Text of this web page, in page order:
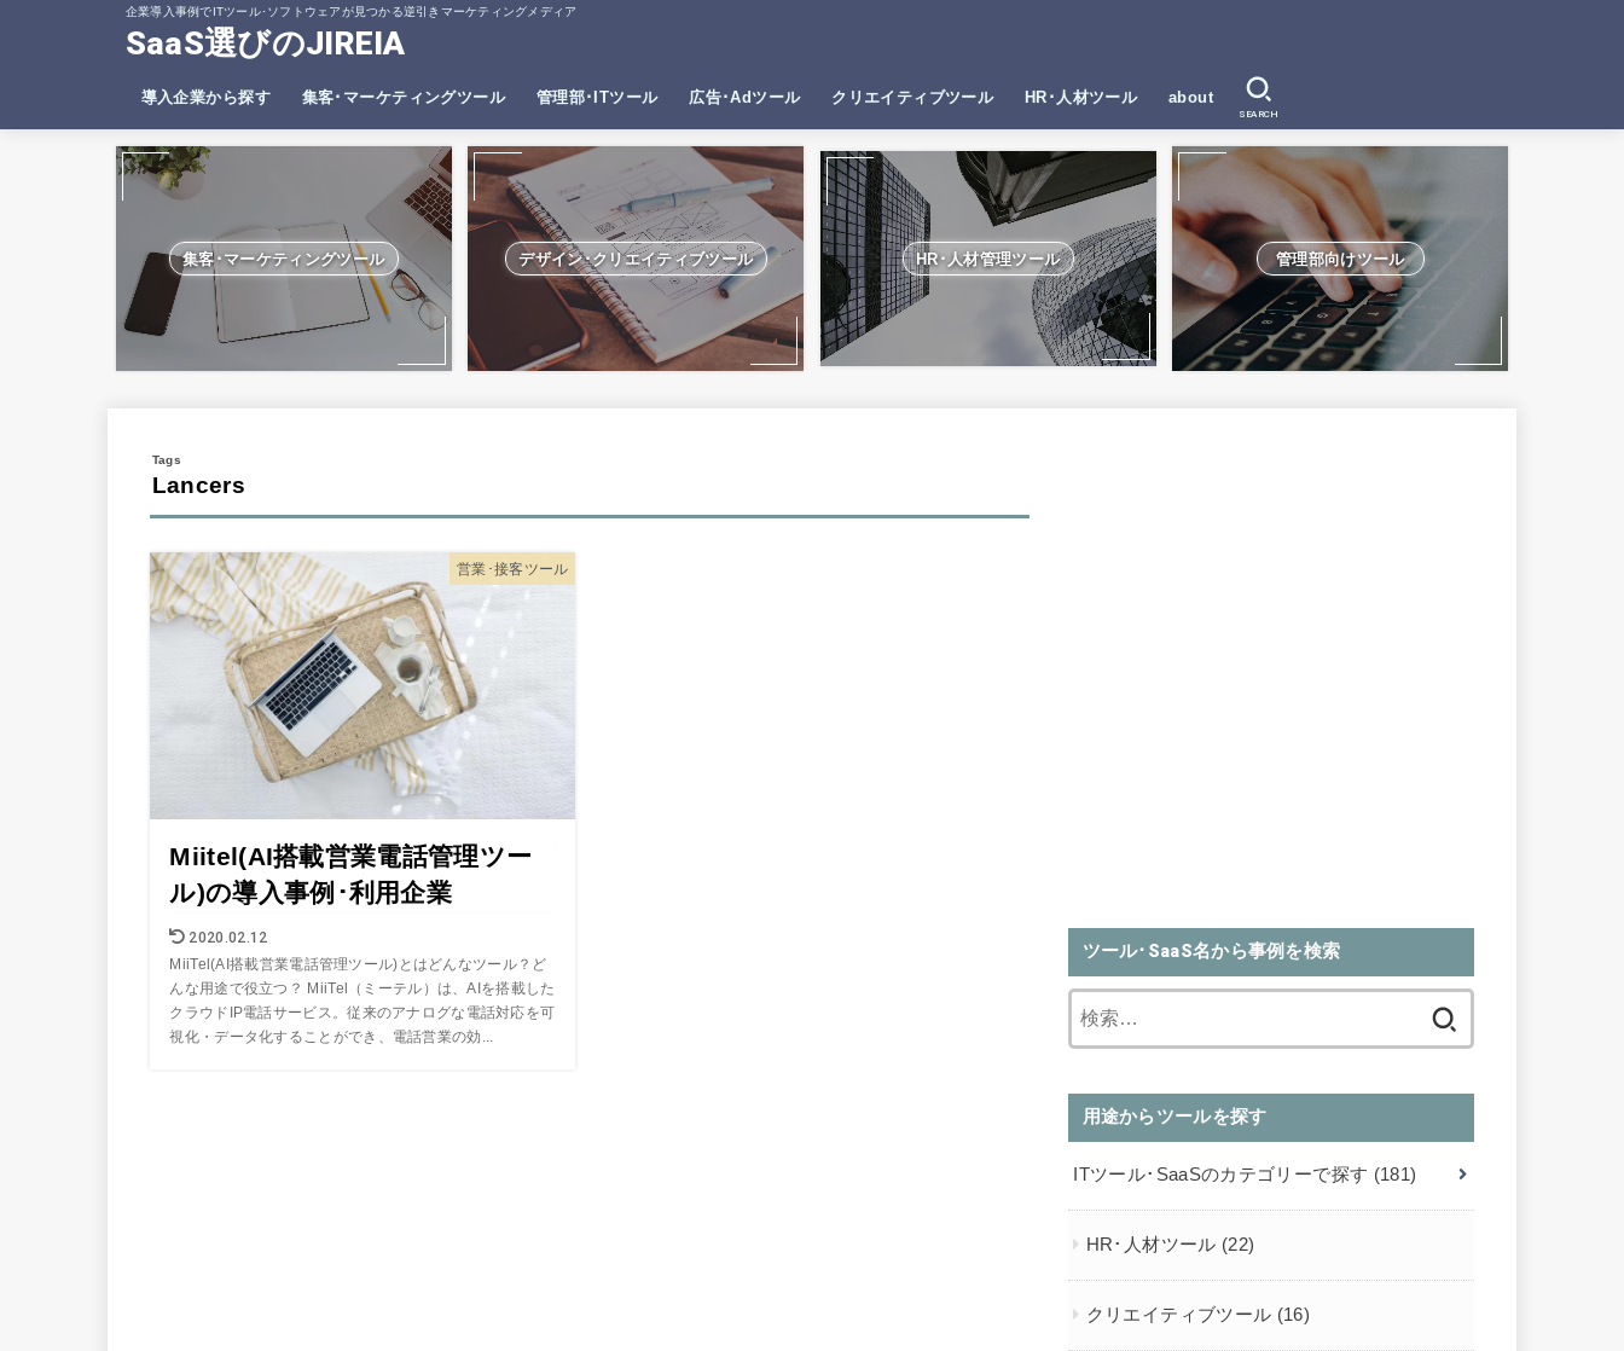
企業導入事例でITツール･ソフトウェアが見つかる逆引きマーケティングメディア
SaaS選びのJIREIA
導入企業から探す 集客･マーケティングツール
SEO分析ツール
ヒートマップツール
管理部･ITツール 広告･Adツール クリエイティブツール HR･人材ツール about
SEARCH
集客･マーケティングツール デザイン･クリエイティブツール HR･人材管理ツール 管理部向けツール
Lancers
営業･接客ツール
Miitel(AI搭載営業電話管理ツー
ル)の導入事例･利用企業
2020.02.12
MiiTel(AI搭載営業電話管理ツール)とはどんなツール？ど
んな用途で役立つ？ MiiTel（ミーテル）は、AIを搭載した
クラウドIP電話サービス。従来のアナログな電話対応を可
視化・データ化することができ、電話営業の効...
ツール･SaaS名から事例を検索
用途からツールを探す
ITツール･SaaSのカテゴリーで探す (181)
HR･人材ツール (22)
クリエイティブツール (16)